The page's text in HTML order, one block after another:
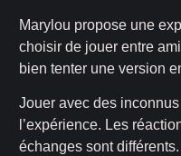
Marylou propose une
choisir de jouer entre
bien tenter une version
Jouer avec des
l’expérience. Les
échanges sont